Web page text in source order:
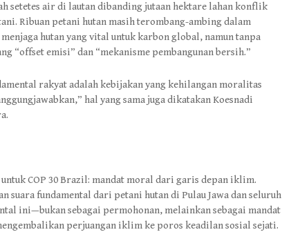
setetes air di lautan dibanding jutaan hektare lahan konflik
Ribuan petani hutan masih terombang-ambing dalam
hutan yang vital untuk karbon global, namun tanpa
“offset emisi” dan “mekanisme pembangunan bersih.”
rakyat adalah kebijakan yang kehilangan moralitas
hal yang sama juga dikatakan Koesnadi
COP 30 Brazil: mandat moral dari garis depan iklim.
suara fundamental dari petani hutan di Pulau Jawa dan seluruh
ini—bukan sebagai permohonan, melainkan sebagai mandat
perjuangan iklim ke poros keadilan sosial sejati.